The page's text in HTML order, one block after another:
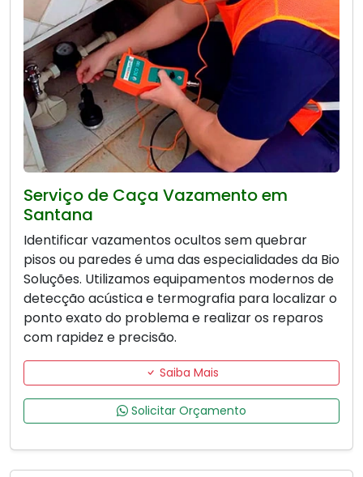
Serviço de Caça Vazamento em
Santana
Identificar vazamentos ocultos sem quebrar
pisos ou paredes é uma das especialidades da Bio
Soluções. Utilizamos equipamentos modernos de
detecção acústica e termografia para localizar o
ponto exato do problema e realizar os reparos
com rapidez e precisão.
Saiba Mais
Solicitar Orçamento